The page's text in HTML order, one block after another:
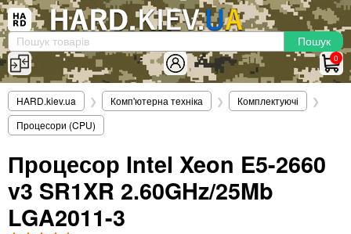
0
Вхід|Реєстрація×
(097)-938-03-73 Telegram WhatsApp
HARD.KIEV.UA
Послуги
Повернення / Обмін
Комп'ютери
Моноблоки
HARD.kiev.ua ❯ Комп'ютерна техніка ❯ Комплектуючі
❯
Процесори (CPU)
Процесор Intel Xeon E5-2660
v3 SR1XR 2.60GHz/25Mb
LGA2011-3